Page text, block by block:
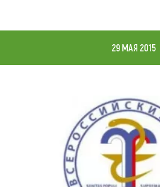
Карта
Что привезти (сувениры)
О регионе
Коллекция впечатлений
29 МАЯ 2015